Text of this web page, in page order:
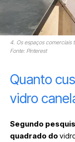
4. Os espaços comerciais
Fonte: Pinterest
Quanto
vidro
Segundo
quadrado do